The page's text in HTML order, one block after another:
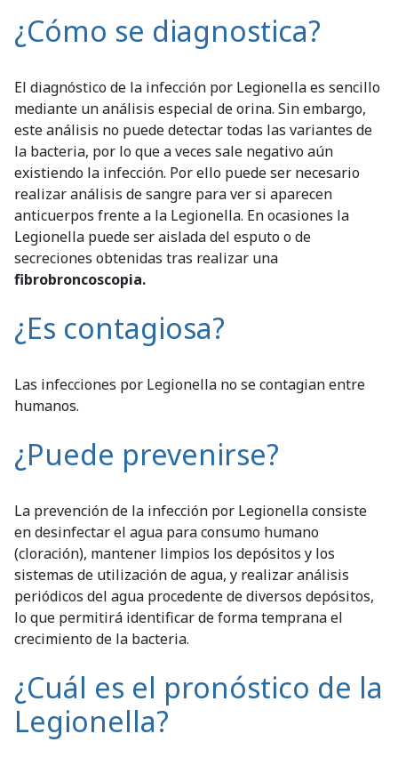
¿Cómo se diagnostica?
El diagnóstico de la infección por Legionella es sencillo
mediante un análisis especial de orina. Sin embargo,
este análisis no puede detectar todas las variantes de
la bacteria, por lo que a veces sale negativo aún
existiendo la infección. Por ello puede ser necesario
realizar análisis de sangre para ver si aparecen
anticuerpos frente a la Legionella. En ocasiones la
Legionella puede ser aislada del esputo o de
secreciones obtenidas tras realizar una
fibrobroncoscopia.
¿Es contagiosa?
Las infecciones por Legionella no se contagian entre
humanos.
¿Puede prevenirse?
La prevención de la infección por Legionella consiste
en desinfectar el agua para consumo humano
(cloración), mantener limpios los depósitos y los
sistemas de utilización de agua, y realizar análisis
periódicos del agua procedente de diversos depósitos,
lo que permitirá identificar de forma temprana el
crecimiento de la bacteria.
¿Cuál es el pronóstico de la
Legionella?